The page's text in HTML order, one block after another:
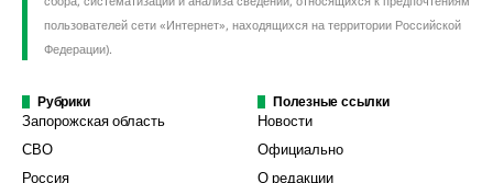
пользователей сети «Интернет», находящихся на территории Российской
Федерации).
Рубрики
Запорожская область
СВО
Россия
Полезные ссылки
Новости
Официально
О редакции